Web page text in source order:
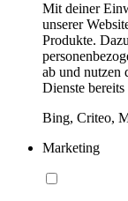
Mit deiner
unserer
Produkte.
ab und nutzen
Dienste bereits
Bing, Criteo,
Marketing